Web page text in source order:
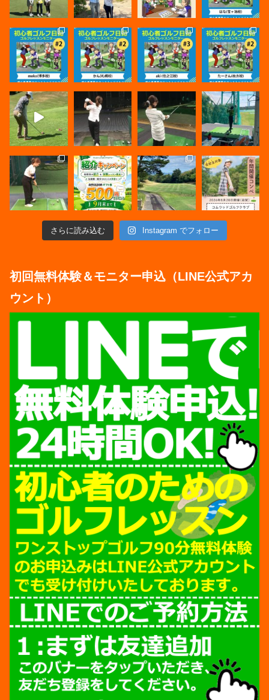
さらに読み込む Instagram でフォロー
初回無料体験＆モニター申込（LINE公式アカ
ウント）